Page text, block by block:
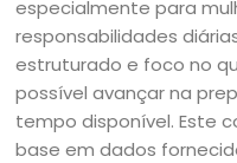
especialmente para
responsabilidades
estruturado e foco no
possível avançar na
tempo disponível. Este
base em dados